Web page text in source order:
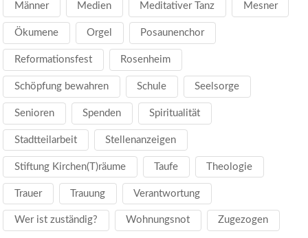
Männer Medien Meditativer Tanz Mesner
Ökumene Orgel Posaunenchor
Reformationsfest Rosenheim
Schöpfung bewahren Schule Seelsorge
Senioren Spenden Spiritualität
Stadtteilarbeit Stellenanzeigen
Stiftung Kirchen(T)räume Taufe Theologie
Trauer Trauung Verantwortung
Wer ist zuständig? Wohnungsnot Zugezogen